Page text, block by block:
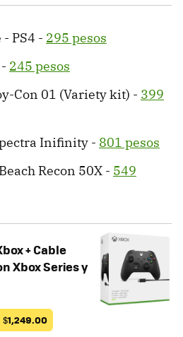
PS4 - 295 pesos
245 pesos
Con 01 (Variety kit) - 399
Inifinity - 801 pesos
Recon 50X - 549
+ Cable
Xbox Series y
$1,249.00